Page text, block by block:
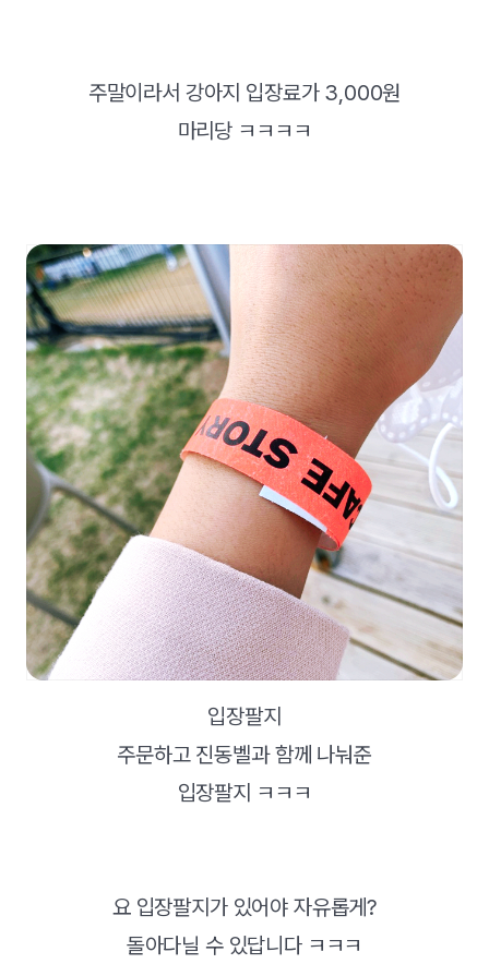
주말이라서 강아지 입장료가 3,000원
마리당 ㅋㅋㅋㅋ
입장팔지
주문하고 진동벨과 함께 나눠준
입장팔지 ㅋㅋㅋ
요 입장팔지가 있어야 자유롭게?
돌아다닐 수 있답니다 ㅋㅋㅋ